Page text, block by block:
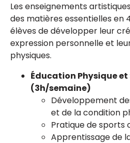
Les enseignements
des matières essentielles
élèves de développer leur
expression personnelle et
physiques.
Éducation Physique
(3h/semaine)
Développement
et de la condition
Pratique de sports
Apprentissage de